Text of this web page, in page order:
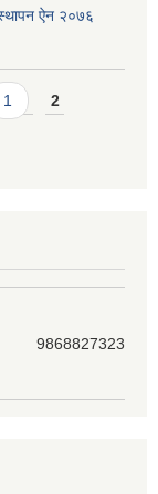
ऐन २०७६
1 2
9868827323